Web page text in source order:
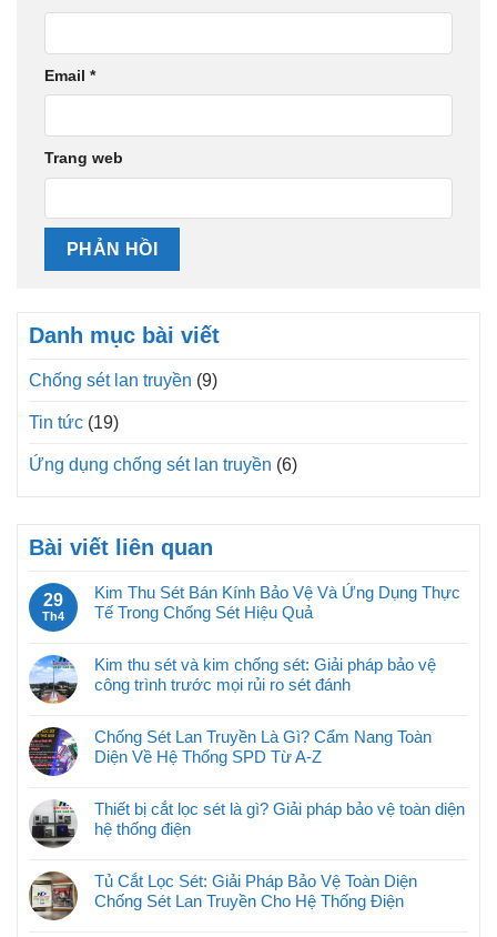
Email *
Trang web
Danh mục bài viết
Chống sét lan truyền (9)
Tin tức (19)
Ứng dụng chống sét lan truyền (6)
Bài viết liên quan
29
Th4
Kim Thu Sét Bán Kính Bảo Vệ Và Ứng Dụng Thực
Tế Trong Chống Sét Hiệu Quả
Kim thu sét và kim chống sét: Giải pháp bảo vệ
công trình trước mọi rủi ro sét đánh
Chống Sét Lan Truyền Là Gì? Cẩm Nang Toàn
Diện Về Hệ Thống SPD Từ A-Z
Thiết bị cắt lọc sét là gì? Giải pháp bảo vệ toàn diện
hệ thống điện
Tủ Cắt Lọc Sét: Giải Pháp Bảo Vệ Toàn Diện
Chống Sét Lan Truyền Cho Hệ Thống Điện